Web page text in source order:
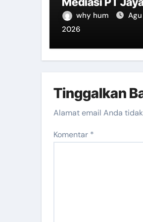
Kertas, RUPS
Penjualan Aset
why hum
Agu
2026
Tinggalkan
Alamat email Anda
Komentar *